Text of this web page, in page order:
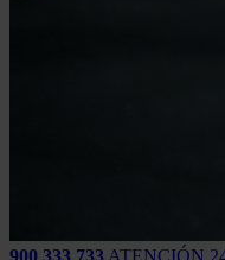
900 333 733 ATENCIÓN